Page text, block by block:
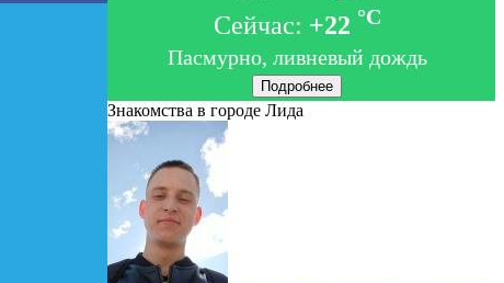
Сейчас: +22 °C
Пасмурно, ливневый дождь
Подробнее
Знакомства в городе Лида